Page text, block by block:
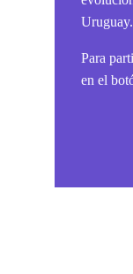
Uruguay.
Para
en el